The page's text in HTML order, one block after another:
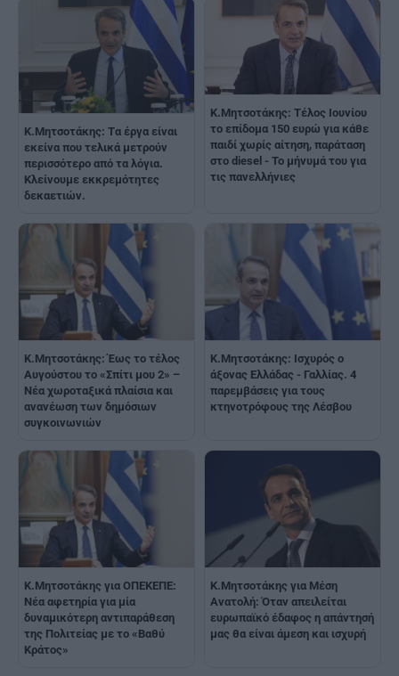
Κ.Μητσοτάκης: Tα έργα είναι
εκείνα που τελικά μετρούν
περισσότερο από τα λόγια.
Κλείνουμε εκκρεμότητες
δεκαετιών.
K.Μητσοτάκης: Τέλος Ιουνίου
το επίδομα 150 ευρώ για κάθε
παιδί χωρίς αίτηση, παράταση
στο diesel - Το μήνυμά του για
τις πανελλήνιες
Κ.Μητσοτάκης: Έως το τέλος
Αυγούστου το «Σπίτι μου 2» –
Νέα χωροταξικά πλαίσια και
ανανέωση των δημόσιων
συγκοινωνιών
Κ.Μητσοτάκης: Ισχυρός ο
άξονας Ελλάδας - Γαλλίας. 4
παρεμβάσεις για τους
κτηνοτρόφους της Λέσβου
Κ.Μητσοτάκης για ΟΠΕΚΕΠΕ:
Νέα αφετηρία για μία
δυναμικότερη αντιπαράθεση
της Πολιτείας με το «Βαθύ
Κράτος»
K.Μητσοτάκης για Μέση
Ανατολή: Όταν απειλείται
ευρωπαϊκό έδαφος η απάντησή
μας θα είναι άμεση και ισχυρή